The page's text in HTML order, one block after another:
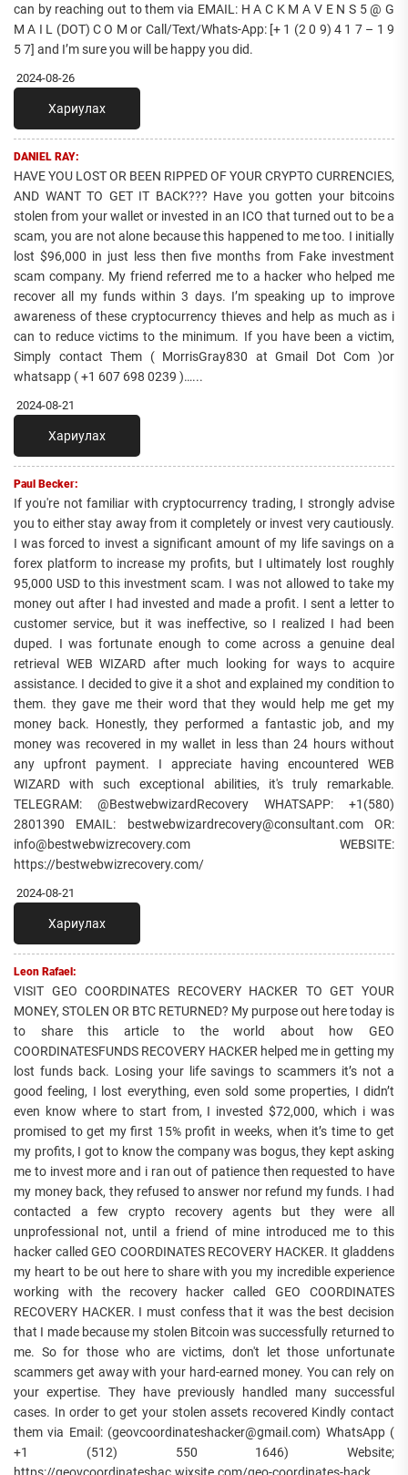
can by reaching out to them via EMAIL: H A C K M A V E N S 5 @ G
M A I L (DOT) C O M or Call/Text/Whats-App: [+ 1 (2 0 9) 4 1 7 – 1 9
5 7] and I’m sure you will be happy you did.
2024-08-26
Хариулах
DANIEL RAY:
HAVE YOU LOST OR BEEN RIPPED OF YOUR CRYPTO CURRENCIES,
AND WANT TO GET IT BACK??? Have you gotten your bitcoins
stolen from your wallet or invested in an ICO that turned out to be a
scam, you are not alone because this happened to me too. I initially
lost $96,000 in just less then five months from Fake investment
scam company. My friend referred me to a hacker who helped me
recover all my funds within 3 days. I’m speaking up to improve
awareness of these cryptocurrency thieves and help as much as i
can to reduce victims to the minimum. If you have been a victim,
Simply contact Them ( MorrisGray830 at Gmail Dot Com )or
whatsapp ( +1 607 698 0239 )…...
2024-08-21
Хариулах
Paul Becker:
If you're not familiar with cryptocurrency trading, I strongly advise
you to either stay away from it completely or invest very cautiously.
I was forced to invest a significant amount of my life savings on a
forex platform to increase my profits, but I ultimately lost roughly
95,000 USD to this investment scam. I was not allowed to take my
money out after I had invested and made a profit. I sent a letter to
customer service, but it was ineffective, so I realized I had been
duped. I was fortunate enough to come across a genuine deal
retrieval WEB WIZARD after much looking for ways to acquire
assistance. I decided to give it a shot and explained my condition to
them. they gave me their word that they would help me get my
money back. Honestly, they performed a fantastic job, and my
money was recovered in my wallet in less than 24 hours without
any upfront payment. I appreciate having encountered WEB
WIZARD with such exceptional abilities, it's truly remarkable.
TELEGRAM: @BestwebwizardRecovery WHATSAPP: +1(580)
2801390 EMAIL: bestwebwizardrecovery@consultant.com OR:
info@bestwebwizrecovery.com WEBSITE:
https://bestwebwizrecovery.com/
2024-08-21
Хариулах
Leon Rafael:
VISIT GEO COORDINATES RECOVERY HACKER TO GET YOUR
MONEY, STOLEN OR BTC RETURNED? My purpose out here today is
to share this article to the world about how GEO
COORDINATESFUNDS RECOVERY HACKER helped me in getting my
lost funds back. Losing your life savings to scammers it’s not a
good feeling, I lost everything, even sold some properties, I didn’t
even know where to start from, I invested $72,000, which i was
promised to get my first 15% profit in weeks, when it’s time to get
my profits, I got to know the company was bogus, they kept asking
me to invest more and i ran out of patience then requested to have
my money back, they refused to answer nor refund my funds. I had
contacted a few crypto recovery agents but they were all
unprofessional not, until a friend of mine introduced me to this
hacker called GEO COORDINATES RECOVERY HACKER. It gladdens
my heart to be out here to share with you my incredible experience
working with the recovery hacker called GEO COORDINATES
RECOVERY HACKER. I must confess that it was the best decision
that I made because my stolen Bitcoin was successfully returned to
me. So for those who are victims, don't let those unfortunate
scammers get away with your hard-earned money. You can rely on
your expertise. They have previously handled many successful
cases. In order to get your stolen assets recovered Kindly contact
them via Email: (geovcoordinateshacker@gmail.com) WhatsApp (
+1 (512) 550 1646) Website;
https://geovcoordinateshac.wixsite.com/geo-coordinates-hack